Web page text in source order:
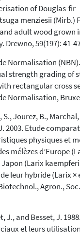
of Douglas-fir
menziesii (Mirb.)
adult wood grown
Drewno, 59(197): 41-
Normalisation
strength grading of
rectangular cross
Normalisation,
S., Jourez, B.,
2003. Etude
physiques et
mélèzes d’Europe
Japon (Larix
leur hybride (Larix ×
Agron.,
J., and Besset, J.
et leurs